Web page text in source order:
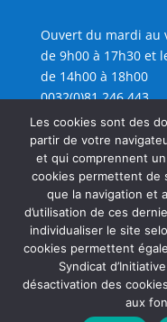
Ouvert du mardi au
de 9h00 à 17h30 et
de 14h00 à 18h00
0032(0)81 246 443
info@sijambes.be
Les cookies sont des
partir de votre
et qui comprennent
cookies permettent de
que la navigation et
d’utilisation de ces
individualiser le site
cookies permettent
Syndicat
désactivation des
aux